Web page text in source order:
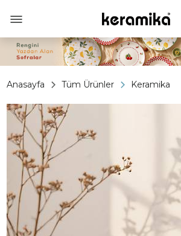
Anasayfa Tüm Ürünler Keramika